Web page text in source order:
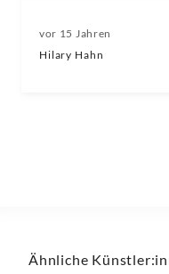
vor 15 Jahren
Hilary Hahn
Ähnliche